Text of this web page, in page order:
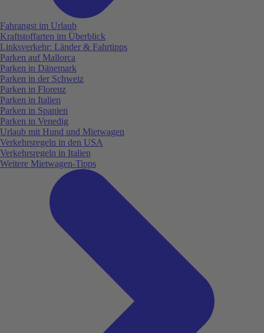
Fahrangst im Urlaub
Kraftstoffarten im Überblick
Linksverkehr: Länder & Fahrtipps
Parken auf Mallorca
Parken in Dänemark
Parken in der Schweiz
Parken in Florenz
Parken in Italien
Parken in Spanien
Parken in Venedig
Urlaub mit Hund und Mietwagen
Verkehrsregeln in den USA
Verkehrsregeln in Italien
Weitere Mietwagen-Tipps